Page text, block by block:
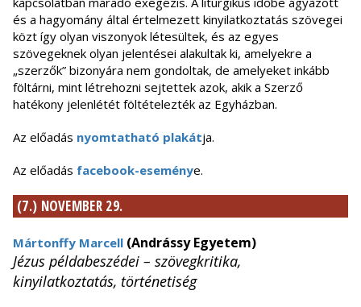
és a hagyomány által értelmezett kinyilatkoztatás szövegei
közt így olyan viszonyok létesültek, és az egyes
szövegeknek olyan jelentései alakultak ki, amelyekre a
„szerzők” bizonyára nem gondoltak, de amelyeket inkább
föltárni, mint létrehozni sejtettek azok, akik a Szerző
hatékony jelenlétét föltételezték az Egyházban.
Az előadás nyomtatható plakátja.
Az előadás facebook-eseménye.
(7.) NOVEMBER 29.
Mártonffy Marcell (Andrássy Egyetem)
Jézus példabeszédei – szövegkritika,
kinyilatkoztatás, történetiség